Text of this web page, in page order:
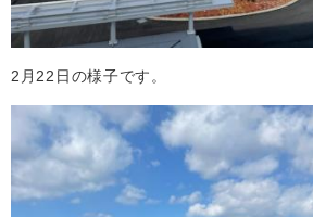
2月22日の様子です。